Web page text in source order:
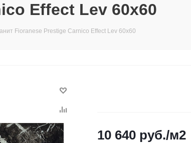
Effect Lev 60x60
Fioranese Prestige Carnico Effect Lev 60x60
10 640 руб./м2